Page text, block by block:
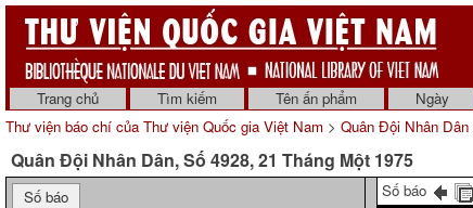
Trang chủ Tìm kiếm Tên ấn phẩm Ngày
Thư viện báo chí của Thư viện Quốc gia Việt Nam > Quân Đội Nhân Dân
Quân Đội Nhân Dân, Số 4928, 21 Tháng Một 1975
Số báo Số báo